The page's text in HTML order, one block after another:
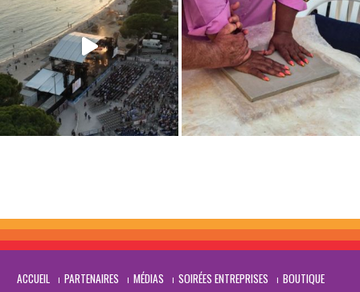
ACCUEIL PARTENAIRES MÉDIAS SOIRÉES ENTREPRISES BOUTIQUE